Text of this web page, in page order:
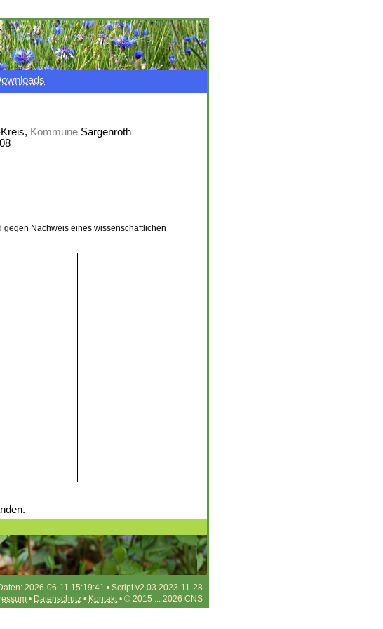
Kommune Sargenroth
gegen Nachweis eines wissenschaftlichen
2026-06-11 15:19:41 • Script v2.03 2023-11-28
• Datenschutz • Kontakt• © 2015 ... 2026 CNS